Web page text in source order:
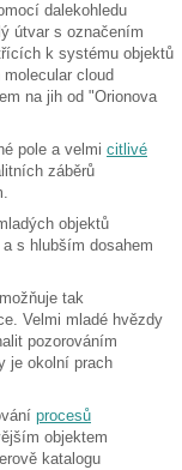
dalekohledu
útvar s označením
k systému objektů
molecular cloud
na jih od "Orionova
pole a velmi citlivé
záběrů
objektů
s hlubším dosahem
tak
Velmi mladé hvězdy
pozorováním
je okolní prach
procesů
objektem
katalogu